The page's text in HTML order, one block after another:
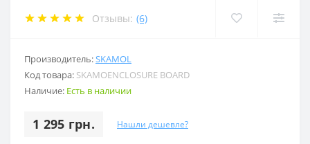
Отзывы: (6)
Производитель:SKAMOL
Код товара: SKAMOENCLOSURE BOARD
Наличие: Есть в наличии
1 295 грн. Нашли дешевле?